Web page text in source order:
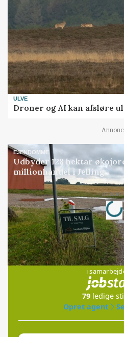
ULVE
Droner og AI kan afsløre
EJENDOMME
Udbyder 128 hektar
millionhandel i Jelling
i
79 ledige
Opret agent